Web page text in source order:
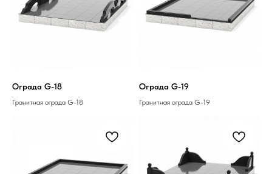
Ограда G-18
Гранитная ограда G-18
Ограда G-19
Гранитная ограда G-19